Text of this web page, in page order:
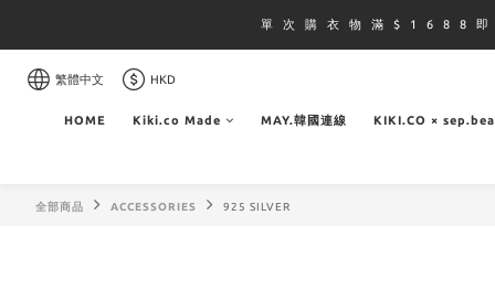
單 次 購 衣 物 滿 $ 1 6 8 8
繁體中文 HKD
HOME Kiki.co Made MAY.韓國連線 KIKI.CO ×
全部商品 ACCESSORIES 925 SILVER